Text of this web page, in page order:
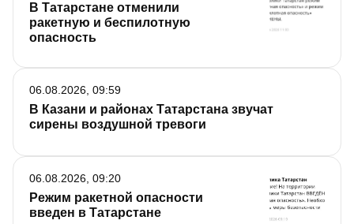
В Татарстане отменили
ракетную и беспилотную
опасность
В Казани и районах Татарстана звучат
сирены воздушной тревоги
06.08.2026, 09:59
Режим ракетной опасности
введен в Татарстане
06.08.2026, 09:20